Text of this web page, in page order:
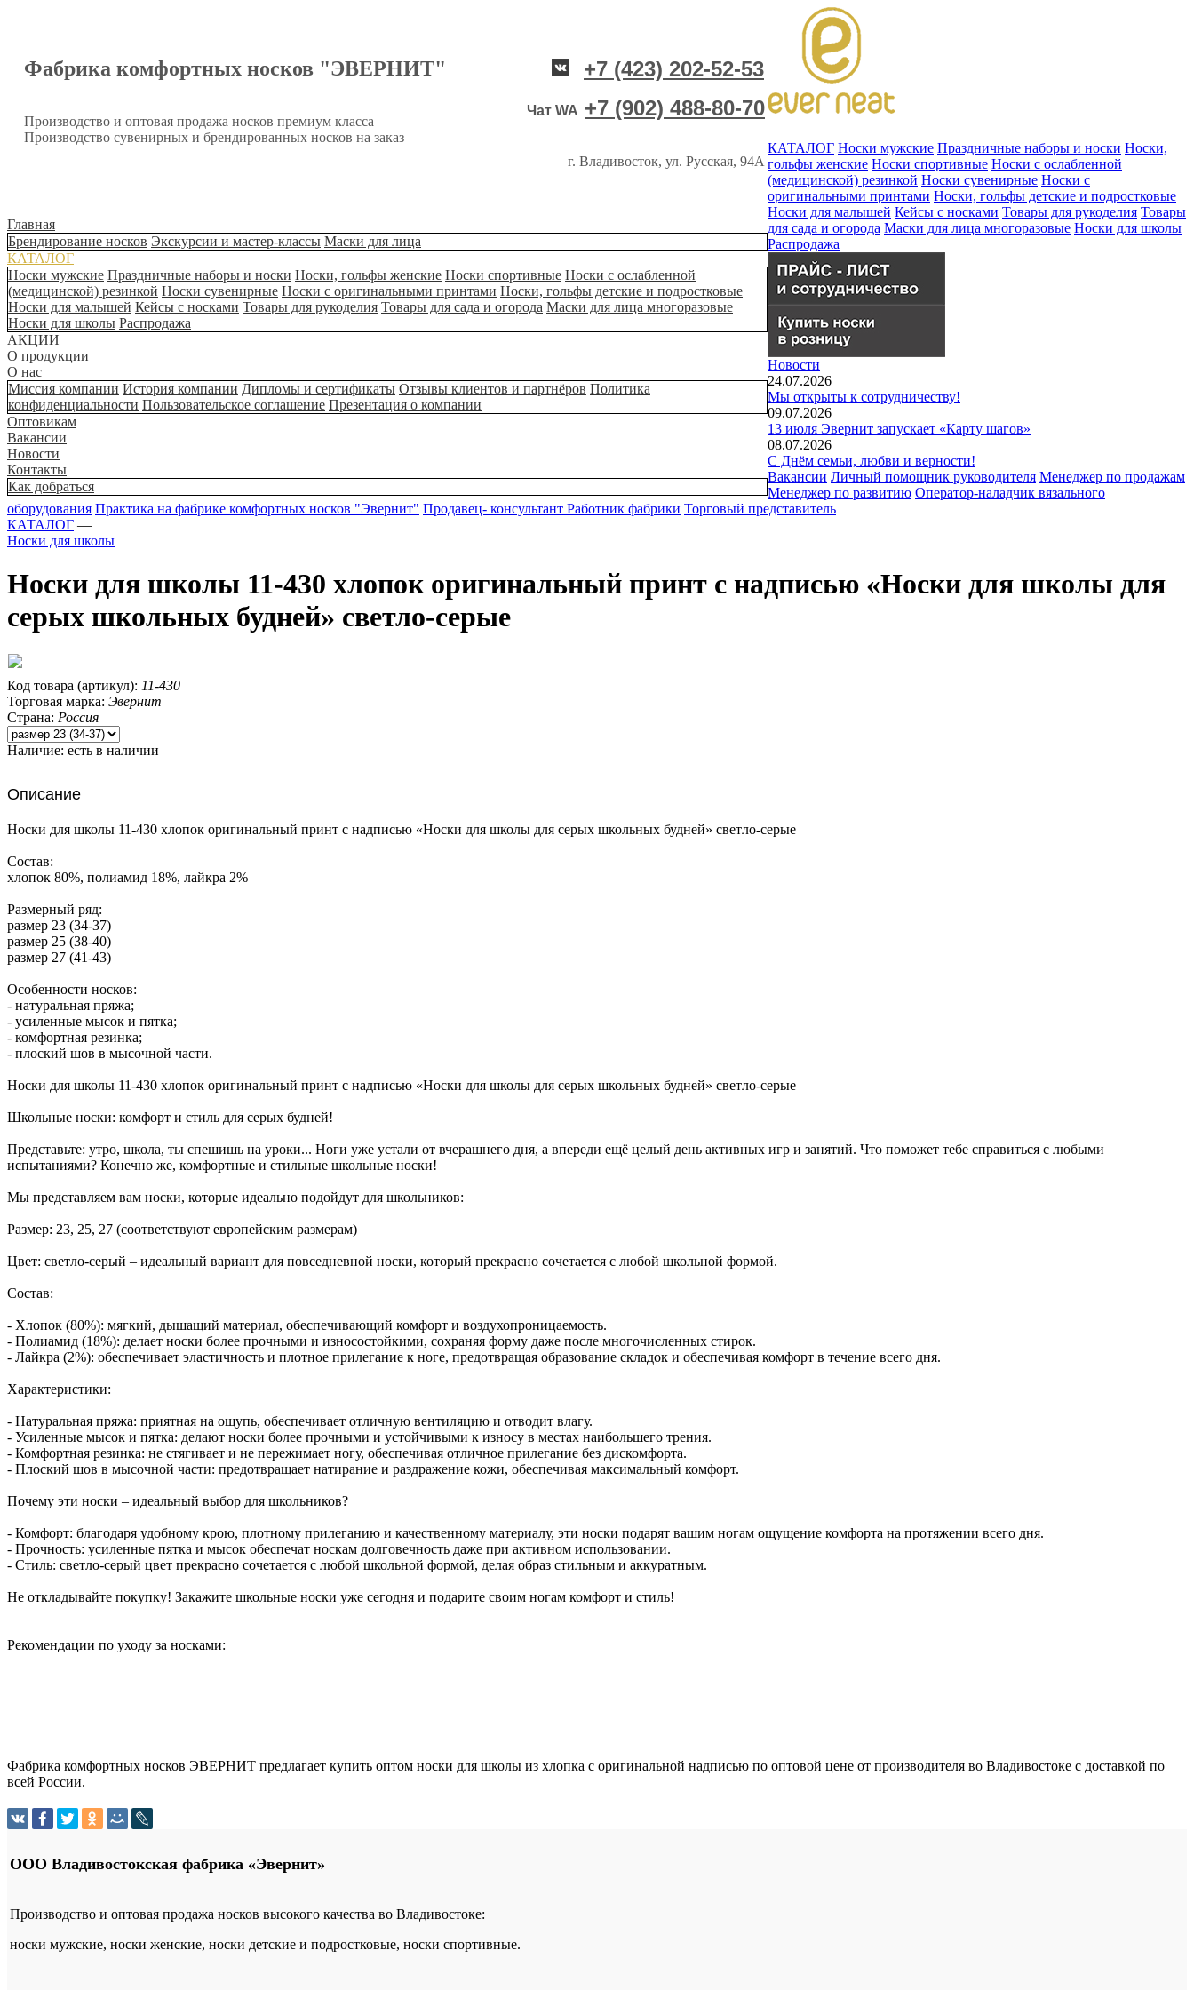
Фабрика комфортных носков "ЭВЕРНИТ"
Производство и оптовая продажа носков премиум класса
Производство сувенирных и брендированных носков на заказ
+7 (423) 202-52-53
Чат WA +7 (902) 488-80-70
г. Владивосток, ул. Русская, 94А
Главная
Брендирование носков Экскурсии и мастер-классы Маски для лица
КАТАЛОГ
Носки мужские Праздничные наборы и носки Носки, гольфы женские Носки спортивные Носки с ослабленной
(медицинской) резинкой Носки сувенирные Носки с оригинальными принтами Носки, гольфы детские и подростковые
Носки для малышей Кейсы с носками Товары для рукоделия Товары для сада и огорода Маски для лица многоразовые
Носки для школы Распродажа
АКЦИИ
О продукции
О нас
Миссия компании История компании Дипломы и сертификаты Отзывы клиентов и партнёров Политика
конфиденциальности Пользовательское соглашение Презентация о компании
Оптовикам
Вакансии
Новости
Контакты
Как добраться
КАТАЛОГ Носки мужские Праздничные наборы и носки Носки,
гольфы женские Носки спортивные Носки с ослабленной
(медицинской) резинкой Носки сувенирные Носки с
оригинальными принтами Носки, гольфы детские и подростковые
Носки для малышей Кейсы с носками Товары для рукоделия Товары
для сада и огорода Маски для лица многоразовые Носки для школы
Распродажа
Новости
24.07.2026
Мы открыты к сотрудничеству!
09.07.2026
13 июля Эвернит запускает «Карту шагов»
08.07.2026
С Днём семьи, любви и верности!
Вакансии Личный помощник руководителя Менеджер по продажам
Менеджер по развитию Оператор-наладчик вязального
оборудования Практика на фабрике комфортных носков "Эвернит" Продавец- консультант Работник фабрики Торговый представитель
КАТАЛОГ —
Носки для школы
Носки для школы 11-430 хлопок оригинальный принт с надписью «Носки для школы для
серых школьных будней» светло-серые
Код товара (артикул): 11-430
Торговая марка: Эвернит
Страна: Россия
Наличие: есть в наличии
Описание
Носки для школы 11-430 хлопок оригинальный принт с надписью «Носки для школы для серых школьных будней» светло-серые
Состав:
хлопок 80%, полиамид 18%, лайкра 2%
Размерный ряд:
размер 23 (34-37)
размер 25 (38-40)
размер 27 (41-43)
Особенности носков:
- натуральная пряжа;
- усиленные мысок и пятка;
- комфортная резинка;
- плоский шов в мысочной части.
Носки для школы 11-430 хлопок оригинальный принт с надписью «Носки для школы для серых школьных будней» светло-серые
Школьные носки: комфорт и стиль для серых будней!
Представьте: утро, школа, ты спешишь на уроки... Ноги уже устали от вчерашнего дня, а впереди ещё целый день активных игр и занятий. Что поможет тебе справиться с любыми
испытаниями? Конечно же, комфортные и стильные школьные носки!
Мы представляем вам носки, которые идеально подойдут для школьников:
Размер: 23, 25, 27 (соответствуют европейским размерам)
Цвет: светло-серый – идеальный вариант для повседневной носки, который прекрасно сочетается с любой школьной формой.
Состав:
- Хлопок (80%): мягкий, дышащий материал, обеспечивающий комфорт и воздухопроницаемость.
- Полиамид (18%): делает носки более прочными и износостойкими, сохраняя форму даже после многочисленных стирок.
- Лайкра (2%): обеспечивает эластичность и плотное прилегание к ноге, предотвращая образование складок и обеспечивая комфорт в течение всего дня.
Характеристики:
- Натуральная пряжа: приятная на ощупь, обеспечивает отличную вентиляцию и отводит влагу.
- Усиленные мысок и пятка: делают носки более прочными и устойчивыми к износу в местах наибольшего трения.
- Комфортная резинка: не стягивает и не пережимает ногу, обеспечивая отличное прилегание без дискомфорта.
- Плоский шов в мысочной части: предотвращает натирание и раздражение кожи, обеспечивая максимальный комфорт.
Почему эти носки – идеальный выбор для школьников?
- Комфорт: благодаря удобному крою, плотному прилеганию и качественному материалу, эти носки подарят вашим ногам ощущение комфорта на протяжении всего дня.
- Прочность: усиленные пятка и мысок обеспечат носкам долговечность даже при активном использовании.
- Стиль: светло-серый цвет прекрасно сочетается с любой школьной формой, делая образ стильным и аккуратным.
Не откладывайте покупку! Закажите школьные носки уже сегодня и подарите своим ногам комфорт и стиль!
Рекомендации по уходу за носками:
Фабрика комфортных носков ЭВЕРНИТ предлагает купить оптом носки для школы из хлопка с оригинальной надписью по оптовой цене от производителя во Владивостоке с доставкой по
всей России.
ООО Владивостокская фабрика «Эвернит»
Производство и оптовая продажа носков высокого качества во Владивостоке:
носки мужские, носки женские, носки детские и подростковые, носки спортивные.